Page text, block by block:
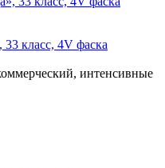
класс, 4V фаска
интенсивные